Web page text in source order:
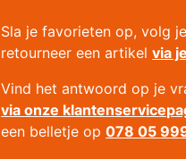
Sla je favorieten op, volg
retourneer een artikelvia
Vind het antwoord op je
via onze
een belletje op078 05